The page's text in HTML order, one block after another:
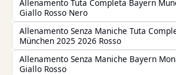
Allenamento Tuta Completa Bayern
Giallo Rosso Nero
Allenamento Senza Maniche Tuta
München 2025 2026 Rosso
Allenamento Senza Maniche Bayern
Giallo Rosso